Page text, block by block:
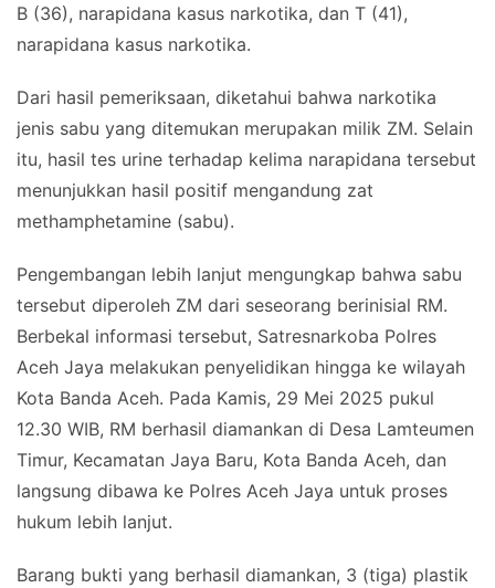
B (36), narapidana kasus narkotika, dan T (41),
narapidana kasus narkotika.
Dari hasil pemeriksaan, diketahui bahwa narkotika
jenis sabu yang ditemukan merupakan milik ZM. Selain
itu, hasil tes urine terhadap kelima narapidana tersebut
menunjukkan hasil positif mengandung zat
methamphetamine (sabu).
Pengembangan lebih lanjut mengungkap bahwa sabu
tersebut diperoleh ZM dari seseorang berinisial RM.
Berbekal informasi tersebut, Satresnarkoba Polres
Aceh Jaya melakukan penyelidikan hingga ke wilayah
Kota Banda Aceh. Pada Kamis, 29 Mei 2025 pukul
12.30 WIB, RM berhasil diamankan di Desa Lamteumen
Timur, Kecamatan Jaya Baru, Kota Banda Aceh, dan
langsung dibawa ke Polres Aceh Jaya untuk proses
hukum lebih lanjut.
Barang bukti yang berhasil diamankan, 3 (tiga) plastik